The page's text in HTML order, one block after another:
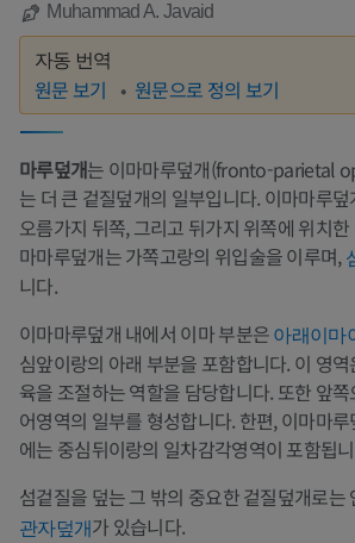
Muhammad A. Javaid
자동 번역
원문 보기 원문으로 정의 보기
마루덮개는 이마마루덮개(fronto-parietal
는 더 큰 겉질덮개의 일부입니다. 이마마루
오름가지 뒤쪽, 그리고 뒤가지 위쪽에 위치
마마루덮개는 가쪽고랑의 위입술을 이루며,
니다.
이마마루덮개 내에서 이마 부분은아래이마
심앞이랑의 아래 부분을 포함합니다. 이 영
육을 조절하는 역할을 담당합니다. 또한 앞
어영역의 일부를 형성합니다. 한편, 이마마루
에는 중심뒤이랑의 일차감각영역이 포함됩
섬겉질을 덮는 그 밖의 중요한 겉질덮개로는
관자덮개가 있습니다.